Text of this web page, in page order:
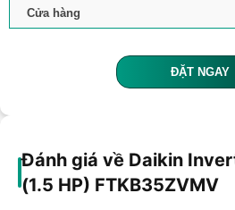
ĐẶT NGAY
Đánh giá về Daikin
(1.5 HP) FTKB35ZVMV